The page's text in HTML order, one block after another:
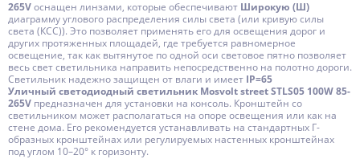
265Vоснащен линзами, которые обеспечивают Широкую (Ш)
диаграмму углового распределения силы света (или кривую силы
света (КСС)). Это позволяет применять его для освещения дорог и
других протяженных площадей, где требуется равномерное
освещение, так как вытянутое по одной оси световое пятно позволяет
весь свет светильника направить непосредственно на полотно дороги.
Светильник надежно защищен от влаги и имеет IP=65
Уличный светодиодный светильник Mosvolt street STLS05 100W 85-
265V предназначен для установки на консоль. Кронштейн со
светильником может располагаться на опоре освещения или как на
стене дома. Его рекомендуется устанавливать на стандартных Г-
образных кронштейнах или регулируемых настенных кронштейнах
под углом 10–20° к горизонту.